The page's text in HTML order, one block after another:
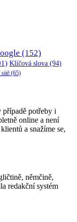
(152)
Klíčová slova (94)
sítě (65)
případě potřeby i
online a není
a snažíme se,
němčině,
redakční systém